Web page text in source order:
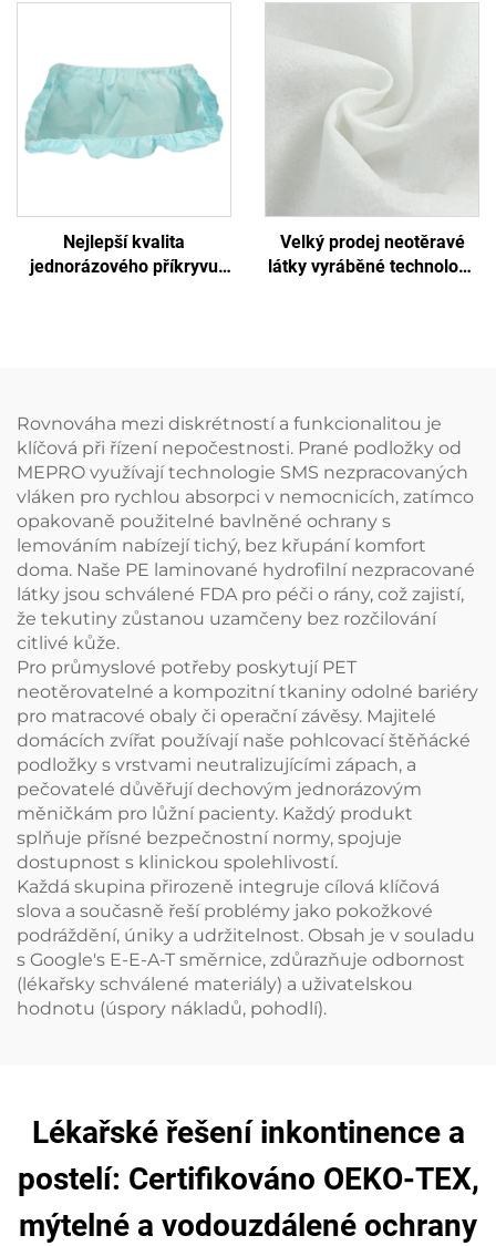
sterilizačních obalů z
SMS/SMMS pro lékařské
účely
Nejlepší kvalita
jednorázového příkryvu
Velký prodej neotěravé
látky vyráběné technologií
jednorázové utěrky
Rovnováha mezi diskrétností a funkcionalitou je
klíčová při řízení nepočestnosti. Prané podložky od
MEPRO využívají technologie SMS nezpracovaných
vláken pro rychlou absorpci v nemocnicích, zatímco
opakovaně použitelné bavlněné ochrany s
lemováním nabízejí tichý, bez křupání komfort
doma. Naše PE laminované hydrofilní nezpracované
látky jsou schválené FDA pro péči o rány, což zajistí,
že tekutiny zůstanou uzamčeny bez rozčilování
citlivé kůže.
Pro průmyslové potřeby poskytují PET
neotěrovatelné a kompozitní tkaniny odolné bariéry
pro matracové obaly či operační závěsy. Majitelé
domácích zvířat používají naše pohlcovací štěňácké
podložky s vrstvami neutralizujícími zápach, a
pečovatelé důvěřují dechovým jednorázovým
měničkám pro lůžní pacienty. Každý produkt
splňuje přísné bezpečnostní normy, spojuje
dostupnost s klinickou spolehlivostí.
Každá skupina přirozeně integruje cílová klíčová
slova a současně řeší problémy jako pokožkové
podráždění, úniky a udržitelnost. Obsah je v souladu
s Google's E-E-A-T směrnice, zdůrazňuje odbornost
(lékařsky schválené materiály) a uživatelskou
hodnotu (úspory nákladů, pohodlí).
Lékařské řešení inkontinence a
postelí: Certifikováno OEKO-TEX,
mýtelné a vodouzdálené ochrany